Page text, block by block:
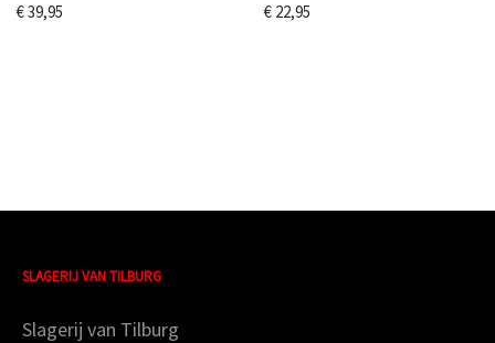
€39,95 € 22,95
SLAGERIJ VAN TILBURG
Slagerij van Tilburg